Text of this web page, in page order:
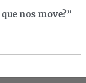
nos move?”